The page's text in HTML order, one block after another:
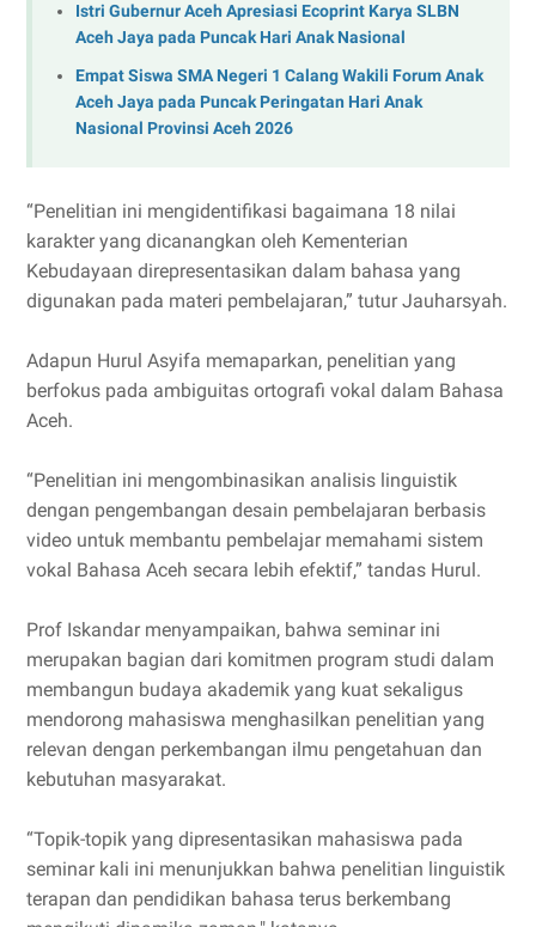
Istri Gubernur Aceh Apresiasi Ecoprint Karya SLBN
Aceh Jaya pada Puncak Hari Anak Nasional
Empat Siswa SMA Negeri 1 Calang Wakili Forum Anak
Aceh Jaya pada Puncak Peringatan Hari Anak
Nasional Provinsi Aceh 2026
“Penelitian ini mengidentifikasi bagaimana 18 nilai
karakter yang dicanangkan oleh Kementerian
Kebudayaan direpresentasikan dalam bahasa yang
digunakan pada materi pembelajaran,” tutur Jauharsyah.
Adapun Hurul Asyifa memaparkan, penelitian yang
berfokus pada ambiguitas ortografi vokal dalam Bahasa
Aceh.
“Penelitian ini mengombinasikan analisis linguistik
dengan pengembangan desain pembelajaran berbasis
video untuk membantu pembelajar memahami sistem
vokal Bahasa Aceh secara lebih efektif,” tandas Hurul.
Prof Iskandar menyampaikan, bahwa seminar ini
merupakan bagian dari komitmen program studi dalam
membangun budaya akademik yang kuat sekaligus
mendorong mahasiswa menghasilkan penelitian yang
relevan dengan perkembangan ilmu pengetahuan dan
kebutuhan masyarakat.
“Topik-topik yang dipresentasikan mahasiswa pada
seminar kali ini menunjukkan bahwa penelitian linguistik
terapan dan pendidikan bahasa terus berkembang